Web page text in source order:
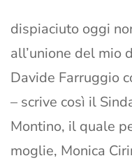
dispiaciuto oggi
all’unione del mio
Davide Farruggio
– scrive così il
Montino, il quale
moglie, Monica